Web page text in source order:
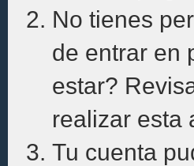
No tienes
de entrar en
estar?
realizar esta
Tu cuenta